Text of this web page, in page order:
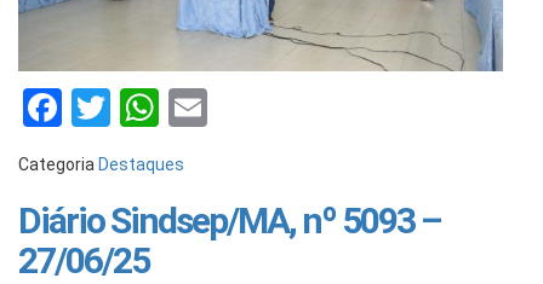
Facebook
TwitterWhatsApp
Categoria Destaques
Diário Sindsep/MA, nº 5093 –
27/06/25